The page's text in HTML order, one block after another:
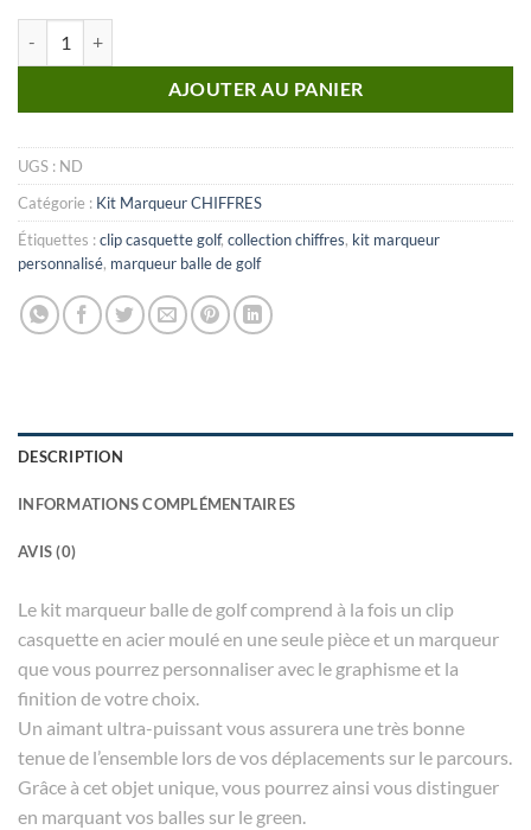
AJOUTER AU PANIER
UGS : ND
Catégorie : Kit Marqueur CHIFFRES
Étiquettes :clip casquette golf, collection chiffres, kit marqueur
personnalisé, marqueur balle de golf
DESCRIPTION
INFORMATIONS COMPLÉMENTAIRES
AVIS (0)
Le kit marqueur balle de golf comprend à la fois un clip
casquette en acier moulé en une seule pièce et un marqueur
que vous pourrez personnaliser avec le graphisme et la
finition de votre choix.
Un aimant ultra-puissant vous assurera une très bonne
tenue de l’ensemble lors de vos déplacements sur le parcours.
Grâce à cet objet unique, vous pourrez ainsi vous distinguer
en marquant vos balles sur le green.